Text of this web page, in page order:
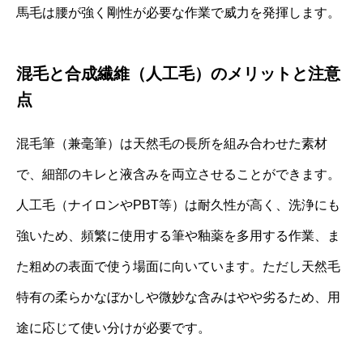
馬毛は腰が強く剛性が必要な作業で威力を発揮します。
混毛と合成繊維（人工毛）のメリットと注意
点
混毛筆（兼毫筆）は天然毛の長所を組み合わせた素材
で、細部のキレと液含みを両立させることができます。
人工毛（ナイロンやPBT等）は耐久性が高く、洗浄にも
強いため、頻繁に使用する筆や釉薬を多用する作業、ま
た粗めの表面で使う場面に向いています。ただし天然毛
特有の柔らかなぼかしや微妙な含みはやや劣るため、用
途に応じて使い分けが必要です。